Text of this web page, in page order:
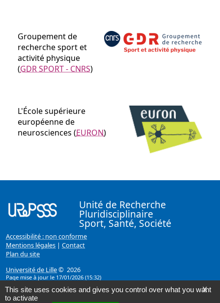
Groupement de
recherche sport et
activité physique
(GDR SPORT - CNRS)
L'École supérieure
européenne de
neurosciences (EURON)
Unité de Recherche
Pluridisciplinaire
Sport, Santé, Société
Accessibilité : non conforme
Mentions légales | Contact
Plan du site
Université de Lille© 2026
Page mise à jour le 17/01/2026 (15:32)
X
This site uses cookies and gives you control over what you want
to activate